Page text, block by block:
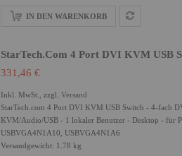
IN DEN WARENKORB
StarTech.com 4 Port DVI KVM USB
331,46 €
Inkl. MwSt., zzgl. Versand
StarTech.com 4 Port DVI KVM USB Switch - 4-fach
KVM/Audio/USB - 1 lokaler Benutzer - Desktop - für
USBVGA4N1A10, USBVGA4N1A6
Versandgewicht: 1.78 kg